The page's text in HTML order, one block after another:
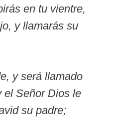
en tu vientre,
y llamarás su
y será llamado
el Señor Dios le
su padre;